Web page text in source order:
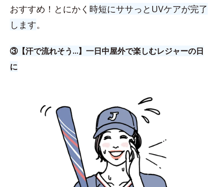
おすすめ！とにかく 時短にササっとUVケアが完了
します。
③【汗で流れそう…】一日中屋外で楽しむレジャーの日
に